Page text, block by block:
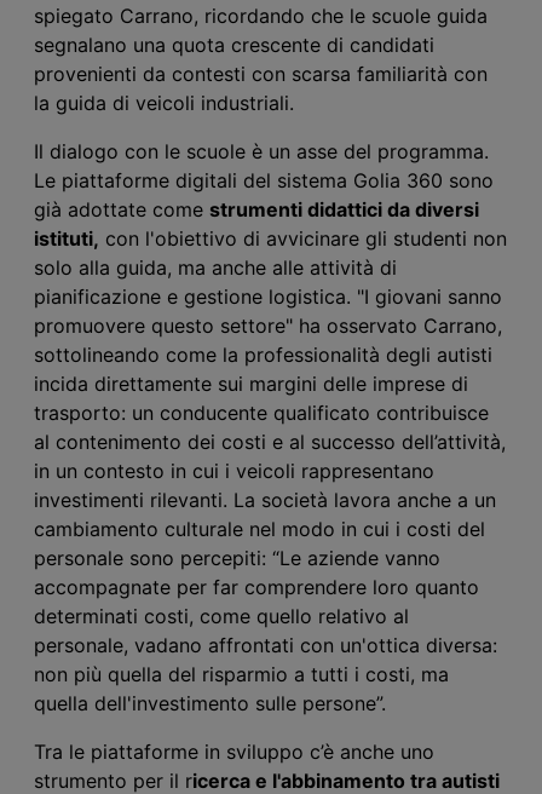
spiegato Carrano, ricordando che le scuole guida
segnalano una quota crescente di candidati
provenienti da contesti con scarsa familiarità con
la guida di veicoli industriali.
Il dialogo con le scuole è un asse del programma.
Le piattaforme digitali del sistema Golia 360 sono
già adottate come strumenti didattici da diversi
istituti, con l'obiettivo di avvicinare gli studenti non
solo alla guida, ma anche alle attività di
pianificazione e gestione logistica. "I giovani sanno
promuovere questo settore" ha osservato Carrano,
sottolineando come la professionalità degli autisti
incida direttamente sui margini delle imprese di
trasporto: un conducente qualificato contribuisce
al contenimento dei costi e al successo dell’attività,
in un contesto in cui i veicoli rappresentano
investimenti rilevanti. La società lavora anche a un
cambiamento culturale nel modo in cui i costi del
personale sono percepiti: “Le aziende vanno
accompagnate per far comprendere loro quanto
determinati costi, come quello relativo al
personale, vadano affrontati con un'ottica diversa:
non più quella del risparmio a tutti i costi, ma
quella dell'investimento sulle persone”.
Tra le piattaforme in sviluppo c’è anche uno
strumento per il ricerca e l'abbinamento tra autisti